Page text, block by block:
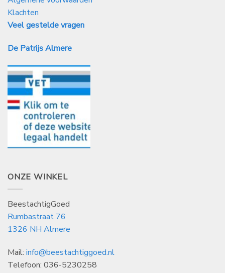
Klachten
Veel gestelde vragen
De Patrijs Almere
ONZE WINKEL
BeestachtigGoed
Rumbastraat 76
1326 NH Almere
Mail: info@beestachtiggoed.nl
Telefoon: 036-5230258